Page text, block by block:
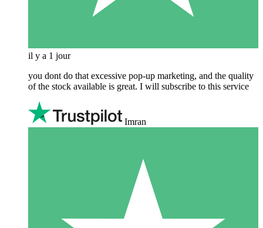
il y a 1 jour
you dont do that excessive pop-up marketing, and the quality
of the stock available is great. I will subscribe to this service
Imran